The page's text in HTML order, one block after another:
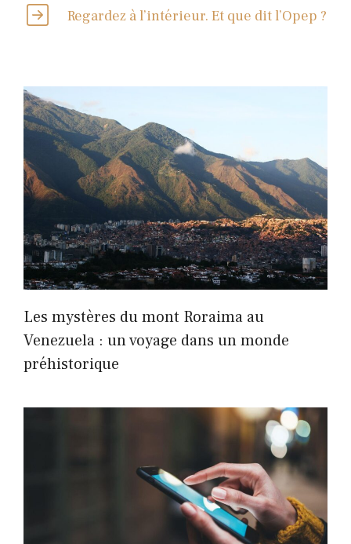
Regardez à l’intérieur. Et que dit l’Opep ?
Les mystères du mont Roraima au
Venezuela : un voyage dans un monde
préhistorique